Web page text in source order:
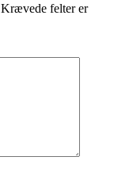
Krævede felter er